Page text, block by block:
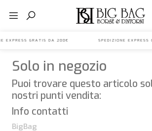
EXPRESS GRATIS DA 200€ SPEDIZIONE
Solo in negozio
Puoi trovare questo articolo
nostri punti vendita:
Info contatti
BigBag